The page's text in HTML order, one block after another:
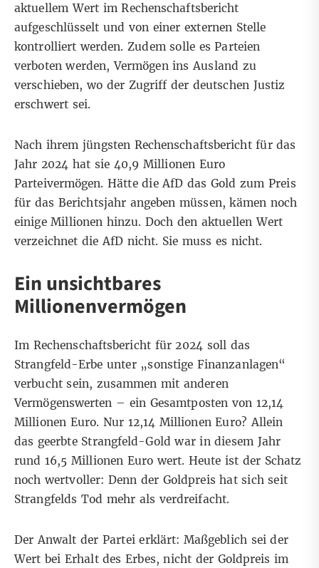
aktuellem Wert im Rechenschaftsbericht
aufgeschlüsselt und von einer externen Stelle
kontrolliert werden. Zudem solle es Parteien
verboten werden, Vermögen ins Ausland zu
verschieben, wo der Zugriff der deutschen Justiz
erschwert sei.
Nach ihrem jüngsten Rechenschaftsbericht für das
Jahr 2024 hat sie 40,9 Millionen Euro
Parteivermögen. Hätte die AfD das Gold zum Preis
für das Berichtsjahr angeben müssen, kämen noch
einige Millionen hinzu. Doch den aktuellen Wert
verzeichnet die AfD nicht. Sie muss es nicht.
Ein unsichtbares
Millionenvermögen
Im Rechenschaftsbericht für 2024 soll das
Strangfeld-Erbe unter „sonstige Finanzanlagen“
verbucht sein, zusammen mit anderen
Vermögenswerten – ein Gesamtposten von 12,14
Millionen Euro. Nur 12,14 Millionen Euro? Allein
das geerbte Strangfeld-Gold war in diesem Jahr
rund 16,5 Millionen Euro wert. Heute ist der Schatz
noch wertvoller: Denn der Goldpreis hat sich seit
Strangfelds Tod mehr als verdreifacht.
Der Anwalt der Partei erklärt: Maßgeblich sei der
Wert bei Erhalt des Erbes, nicht der Goldpreis im